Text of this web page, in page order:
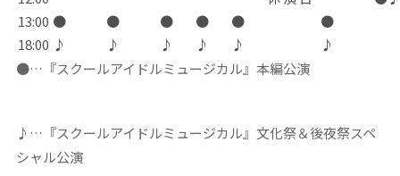
13:00 ● ● ● ● ●
●
18:00 ♪ ♪ ♪ ♪ ♪
♪
●…『スクールアイドルミュージカル』本編公演
♪…『スクールアイドルミュージカル』文化祭＆後夜祭スペ
シャル公演